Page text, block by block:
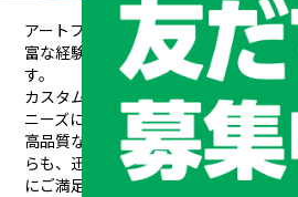
アートフレンドAUTOは、創業以来培
富な経験が信頼され、 20年間で
す。
カスタムデザインから架装、整備、車
ニーズにワンストップで対応できるの
高品質なパーツと素材を使用し、安全
らも、 迅速丁寧な対応と競争力のある
にご満足いただけるサービスを提供し